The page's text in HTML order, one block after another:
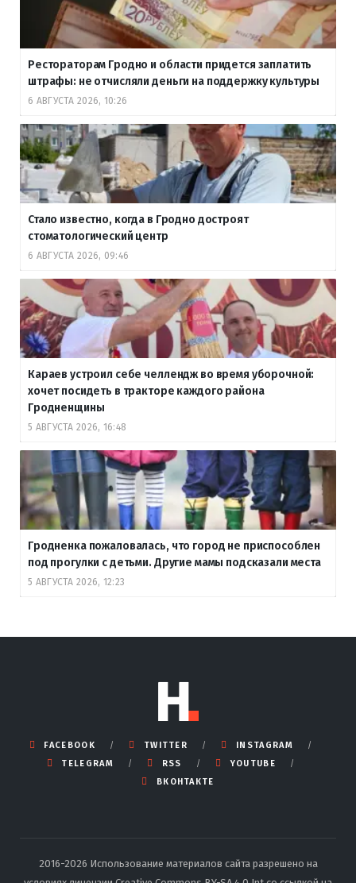
Рестораторам Гродно и области придется заплатить
штрафы: не отчисляли деньги на поддержку культуры
6 АВГУСТА 2026, 10:26
Стало известно, когда в Гродно достроят
стоматологический центр
6 АВГУСТА 2026, 09:46
Караев устроил себе челлендж во время уборочной:
хочет посидеть в тракторе каждого района
Гродненщины
5 АВГУСТА 2026, 16:48
Гродненка пожаловалась, что город не приспособлен
под прогулки с детьми. Другие мамы подсказали места
5 АВГУСТА 2026, 12:23
FACEBOOK TWITTER
INSTAGRAM
TELEGRAM
RSS
YOUTUBE
ВКОНТАКТЕ
2016-2026 Использование материалов сайта разрешено на